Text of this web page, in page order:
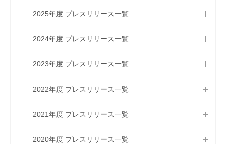
2025年度 プレスリリース一覧
2024年度 プレスリリース一覧
2023年度 プレスリリース一覧
2022年度 プレスリリース一覧
2021年度 プレスリリース一覧
2020年度 プレスリリース一覧